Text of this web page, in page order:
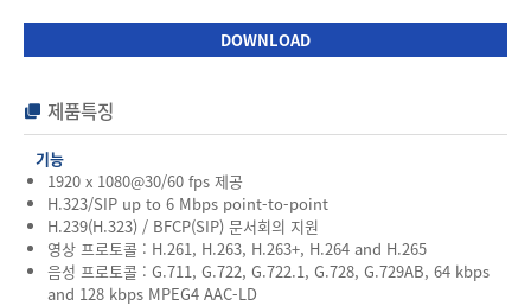
DOWNLOAD
제품특징
기능
1920 x 1080@30/60 fps 제공
H.323/SIP up to 6 Mbps point-to-point
H.239(H.323) / BFCP(SIP) 문서회의 지원
영상 프로토콜 : H.261, H.263, H.263+, H.264 and H.265
음성 프로토콜 : G.711, G.722, G.722.1, G.728, G.729AB, 64 kbps
and 128 kbps MPEG4 AAC-LD